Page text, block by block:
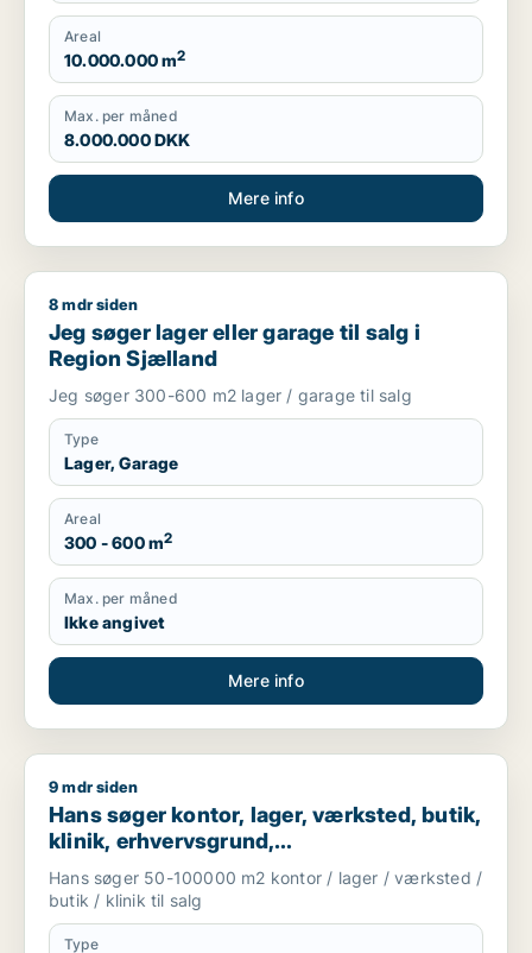
Areal
10.000.000 m2
Max. per måned
8.000.000 DKK
Mere info
Jeg søger lager eller garage til salg i Region Sjælland
8 mdr siden
Jeg søger lager eller garage til salg i
Region Sjælland
Jeg søger 300-600 m2 lager / garage til salg
Type
Lager, Garage
Areal
300 - 600 m2
Max. per måned
Ikke angivet
Mere info
Hans søger kontor, lager, værksted, butik, klinik,
9 mdr siden
Hans søger kontor, lager, værksted, butik,
klinik, erhvervsgrund,
boligudlejningsejendom, hotel,
produktionslokaler eller garage til salg i
Region Sjælland
Hans søger 50-100000 m2 kontor / lager / værksted /
butik / klinik til salg
Type